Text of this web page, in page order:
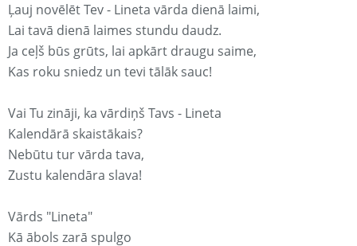
Ļauj novēlēt Tev - Lineta vārda dienā laimi,
Lai tavā dienā laimes stundu daudz.
Ja ceļš būs grūts, lai apkārt draugu saime,
Kas roku sniedz un tevi tālāk sauc!
Vai Tu zināji, ka vārdiņš Tavs - Lineta
Kalendārā skaistākais?
Nebūtu tur vārda tava,
Zustu kalendāra slava!
Vārds "Lineta"
Kā ābols zarā spulgo